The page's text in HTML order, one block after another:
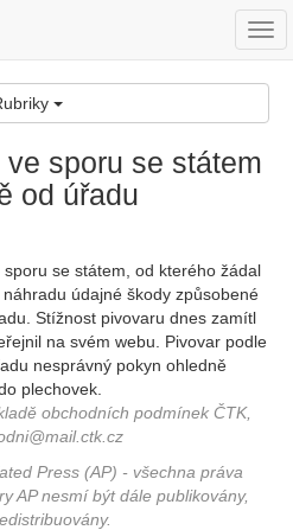
sporu se státem
od úřadu
se státem, od kterého žádal
údajné škody způsobené
Stížnost pivovaru dnes zamítl
na svém webu. Pivovar podle
nesprávný pokyn ohledně
plechovek.
obchodních podmínek ČTK,
Press (AP) - všechna práva
AP nesmí být dále publikovány,